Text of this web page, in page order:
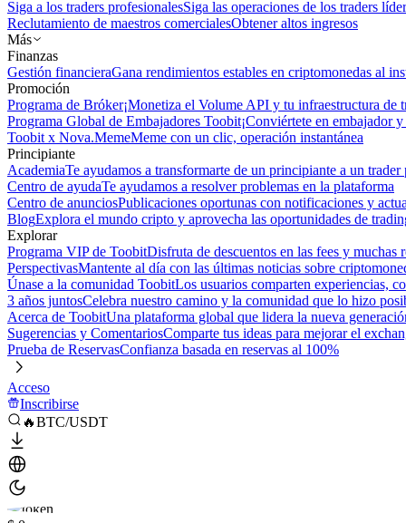
Siga a los traders profesionalesSiga las operaciones de los traders
Reclutamiento de maestros comercialesObtener altos ingresos
Más
Finanzas
Gestión financieraGana rendimientos estables en criptomonedas al
Promoción
Programa de Bróker¡Monetiza el Volume API y tu infraestructura de
Programa Global de Embajadores Toobit¡Conviértete en embajador
Toobit x Nova.MemeMeme con un clic, operación instantánea
Principiante
AcademiaTe ayudamos a transformarte de un principiante a un trader
Centro de ayudaTe ayudamos a resolver problemas en la plataforma
Centro de anunciosPublicaciones oportunas con notificaciones y
BlogExplora el mundo cripto y aprovecha las oportunidades de
Explorar
Programa VIP de ToobitDisfruta de descuentos en las fees y muchas
PerspectivasMantente al día con las últimas noticias sobre
Únase a la comunidad ToobitLos usuarios comparten experiencias,
3 años juntosCelebra nuestro camino y la comunidad que lo hizo
Acerca de ToobitUna plataforma global que lidera la nueva
Sugerencias y ComentariosComparte tus ideas para mejorar el
Prueba de ReservasConfianza basada en reservas al 100%
Acceso
Inscribirse
🔥BTC/USDT